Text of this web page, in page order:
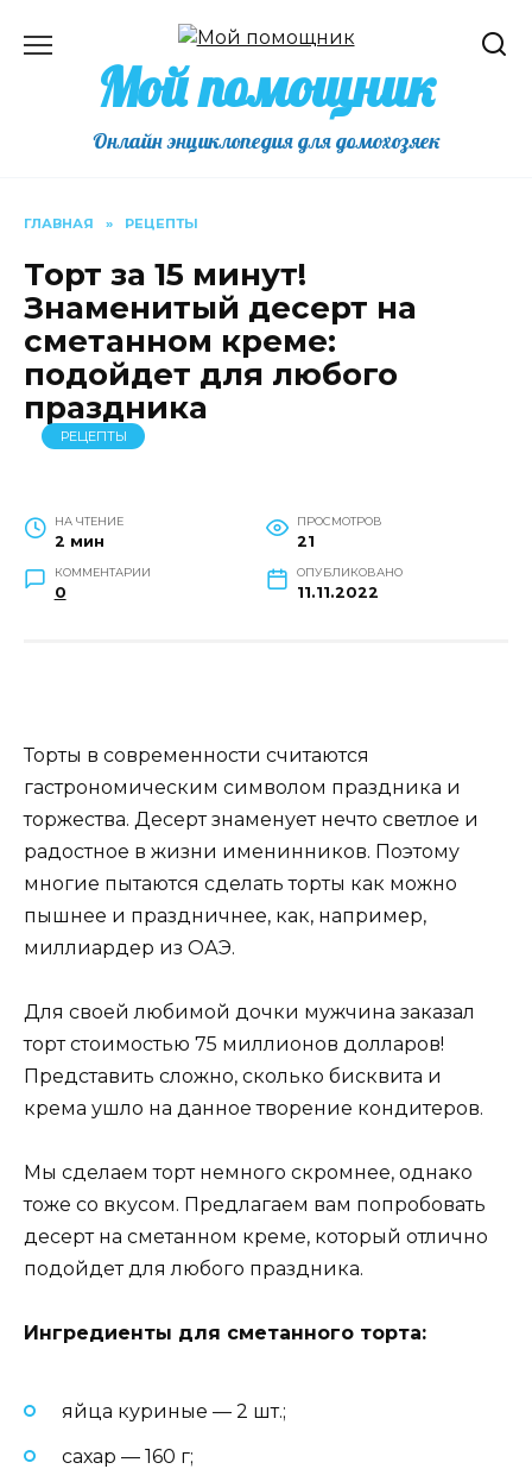
содержаниюМой помощник
Онлайн энциклопедия для домохозяек
ГЛАВНАЯ » РЕЦЕПТЫ
Торт за 15 минут!
Знаменитый десерт на
сметанном креме:
подойдет для любого
праздника
РЕЦЕПТЫ
НА ЧТЕНИЕ
2 мин
ПРОСМОТРОВ
21
КОММЕНТАРИИ
0
ОПУБЛИКОВАНО
11.11.2022
Торты в современности считаются
гастрономическим символом праздника и
торжества. Десерт знаменует нечто светлое и
радостное в жизни именинников. Поэтому
многие пытаются сделать торты как можно
пышнее и праздничнее, как, например,
миллиардер из ОАЭ.
Для своей любимой дочки мужчина заказал
торт стоимостью 75 миллионов долларов!
Представить сложно, сколько бисквита и
крема ушло на данное творение кондитеров.
Мы сделаем торт немного скромнее, однако
тоже со вкусом. Предлагаем вам попробовать
десерт на сметанном креме, который отлично
подойдет для любого праздника.
Ингредиенты для сметанного торта:
яйца куриные — 2 шт.;
сахар — 160 г;